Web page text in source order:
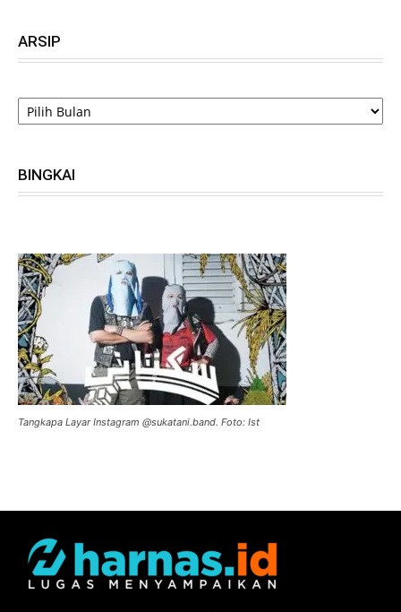
ARSIP
ARSIP
BINGKAI
Tangkapa Layar Instagram @sukatani.band. Foto: Ist